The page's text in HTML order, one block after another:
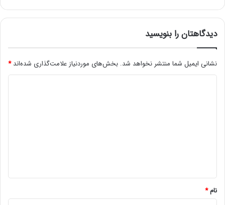
دیدگاهتان را بنویسید
نشانی ایمیل شما منتشر نخواهد شد. بخش‌های موردنیاز علامت‌گذاری شده‌اند*
نام*